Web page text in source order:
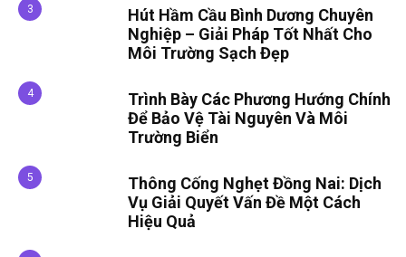
Hút Hầm Cầu Bình Dương Chuyên
Nghiệp – Giải Pháp Tốt Nhất Cho
Môi Trường Sạch Đẹp
Trình Bày Các Phương Hướng Chính
Để Bảo Vệ Tài Nguyên Và Môi
Trường Biển
Thông Cống Nghẹt Đồng Nai: Dịch
Vụ Giải Quyết Vấn Đề Một Cách
Hiệu Quả